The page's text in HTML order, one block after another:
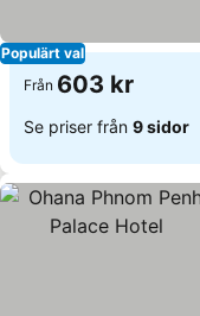
Populärt val
Från 603 kr
Se priser från 9 sidor